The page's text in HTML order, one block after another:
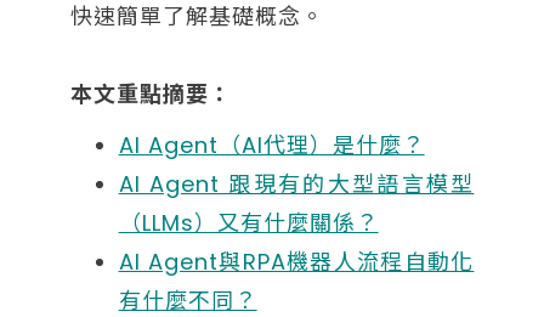
快速簡單了解基礎概念。
本文重點摘要：
AI Agent（AI代理）是什麼？
AI Agent 跟現有的大型語言模型
（LLMs）又有什麼關係？
AI Agent與RPA機器人流程自動化
有什麼不同？